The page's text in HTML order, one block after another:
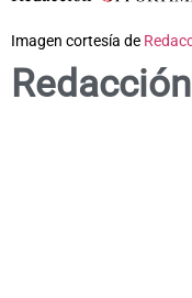
Imagen cortesía de